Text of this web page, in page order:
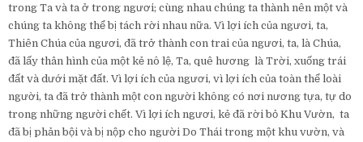
trong Ta và ta ở trong ngươi; cùng nhau chúng ta thành nên một và
chúng ta không thể bị tách rời nhau nữa. Vì lợi ích của ngươi, ta,
Thiên Chúa của ngươi, đã trở thành con trai của ngươi, ta, là Chúa,
đã lấy thân hình của một kẻ nô lệ, Ta, quê hương là Trời, xuống trái
đất và dưới mặt đất. Vì lợi ích của ngươi, vì lợi ích của toàn thể loài
người, ta đã trở thành một con người không có nơi nương tựa, tự do
trong những người chết. Vì lợi ích ngươi, kẻ đã rời bỏ Khu Vườn, ta
đã bị phản bội và bị nộp cho người Do Thái trong một khu vườn, và